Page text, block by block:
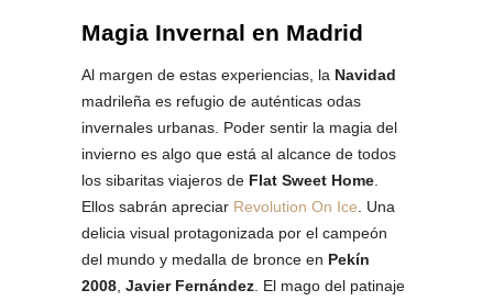
Magia Invernal en Madrid
Al margen de estas experiencias, la Navidad
madrileña es refugio de auténticas odas
invernales urbanas. Poder sentir la magia del
invierno es algo que está al alcance de todos
los sibaritas viajeros de Flat Sweet Home.
Ellos sabrán apreciar Revolution On Ice. Una
delicia visual protagonizada por el campeón
del mundo y medalla de bronce en Pekín
2008, Javier Fernández. El mago del patinaje